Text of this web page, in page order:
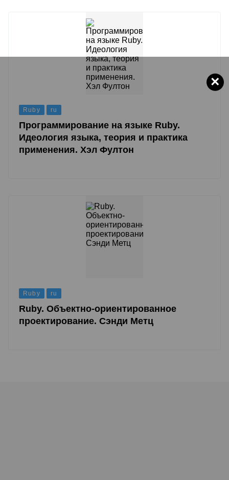
Ruby ru
Программирование на языке Ruby.
Идеология языка, теория и практика
применения. Хэл Фултон
Ruby ru
Ruby. Объектно-ориентированное
проектирование. Сэнди Метц
×